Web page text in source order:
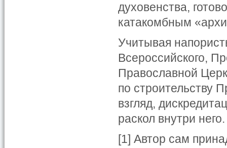
духовенства,
катакомбным
Учитывая
Всероссийского,
Православной
по строительству
взгляд,
раскол внутри него.
[1] Автор сам